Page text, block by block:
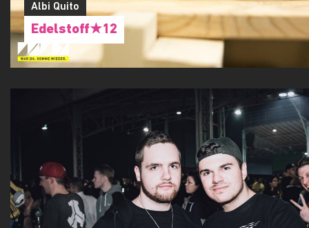
Albi Quito
Edelstoff★12